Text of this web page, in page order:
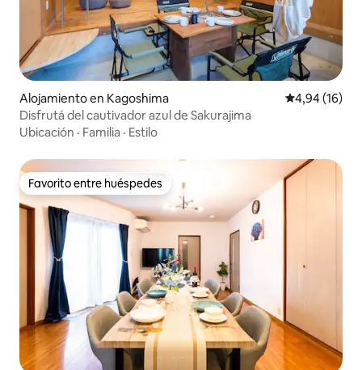
Alojamiento en Kagoshima Calificación
4,94 (16)
Disfrutá del cautivador azul de Sakurajima
Ubicación · Familia · Estilo
Favorito entre huéspedes
Favorito entre huéspedes